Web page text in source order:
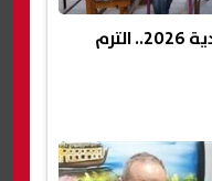
جدول امتحانات الشهادة الإعدادية 2026.. الترم